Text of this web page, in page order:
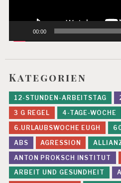
00:00
Kategorien
12-STUNDEN-ARBEITSTAG
3 G REGEL
4-TAGE-WOCHE
6.URLAUBSWOCHE EUGH
ABS
AGRESSION
ANTON PROKSCH INSTITUT
ARBEIT UND GESUNDHEIT